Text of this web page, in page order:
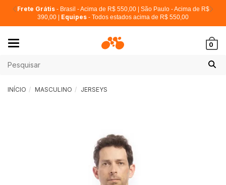
Frete Grátis- Brasil - Acima de R$ 550,00 | São Paulo - Acima de R$
390,00 | Equipes - Todos estados acima de R$ 550,00
0
INÍCIO MASCULINO JERSEYS